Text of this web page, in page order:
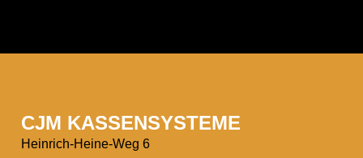
CJM KASSEN­SYSTEME
Heinrich-Heine-Weg 6